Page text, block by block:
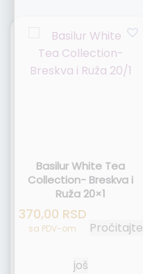
Basilur White Tea
Collection- Breskva i
Ruža 20×1
370,00 RSD
sa PDV-om Pročitajte
još